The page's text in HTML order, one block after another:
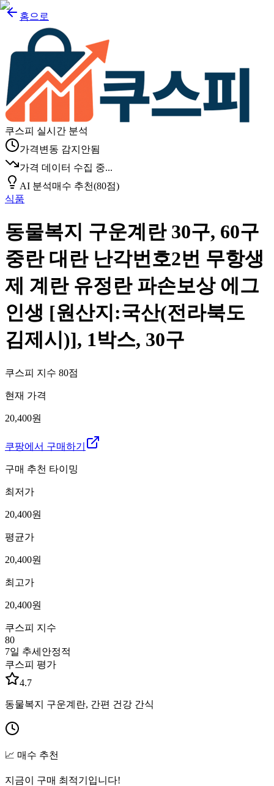
홈으로
쿠스피 실시간 분석
가격변동 감지안됨
가격 데이터 수집 중...
AI 분석매수 추천(80점)
식품
동물복지 구운계란 30구, 60구
중란 대란 난각번호2번 무항생
제 계란 유정란 파손보상 에그
인생 [원산지:국산(전라북도
김제시)], 1박스, 30구
쿠스피 지수 80점
현재 가격
20,400원
쿠팡에서 구매하기
구매 추천 타이밍
최저가
20,400원
평균가
20,400원
최고가
20,400원
쿠스피 지수
80
7일 추세 안정적
쿠스피 평가
4.7
동물복지 구운계란, 간편 건강 간식
📈 매수 추천
지금이 구매 최적기입니다!